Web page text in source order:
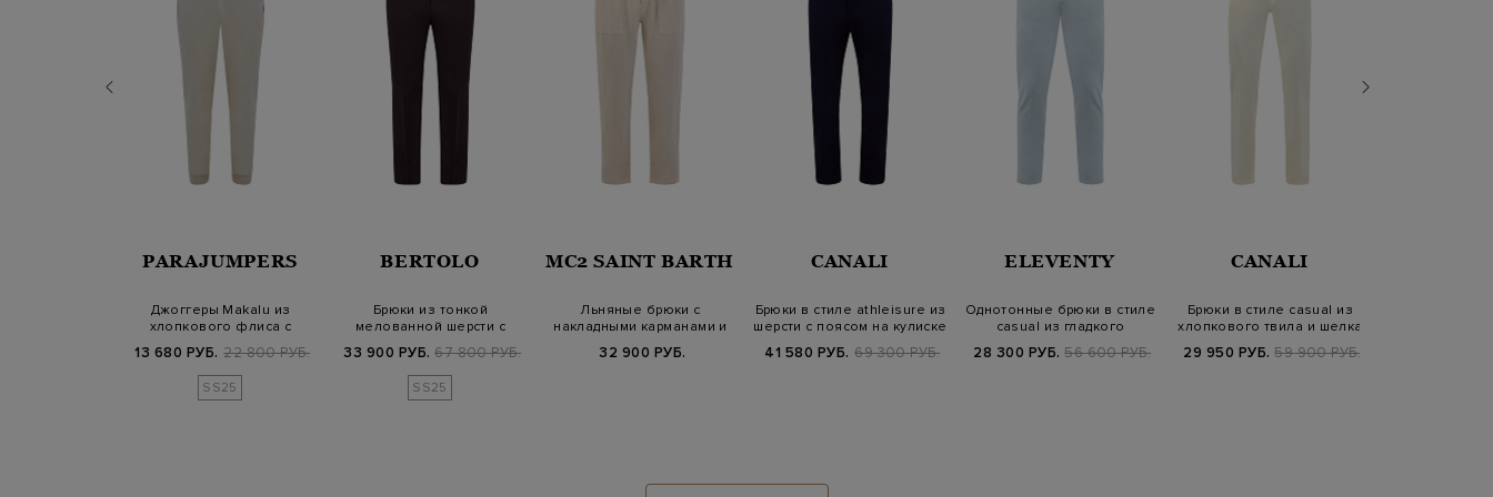
PARAJUMPERS
Джоггеры Makalu из
хлопкового флиса с
13 680 РУБ. 22 800 РУБ.
SS25
BERTOLO
Брюки из тонкой
мелованной шерсти с
33 900 РУБ. 67 800 РУБ.
SS25
MC2 SAINT BARTH
Льняные брюки с
накладными карманами и
32 900 РУБ.
CANALI
Брюки в стиле athleisure из
шерсти с поясом на кулиске
41 580 РУБ. 69 300 РУБ.
ELEVENTY
Однотонные брюки в стиле
casual из гладкого
28 300 РУБ. 56 600 РУБ.
CANALI
Брюки в стиле casual из
хлопкового твила и шелка
29 950 РУБ. 59 900 РУБ.